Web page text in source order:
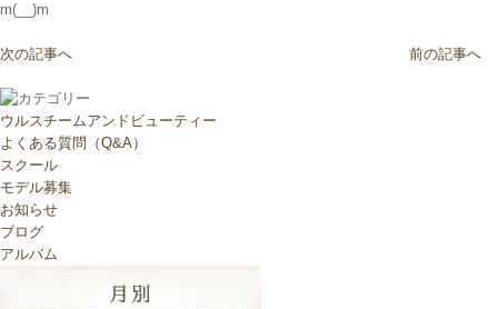
m(__)m
次の記事へ 前の記事へ
ウルスチームアンドビューティー
よくある質問（Q&A）
スクール
モデル募集
お知らせ
ブログ
アルバム